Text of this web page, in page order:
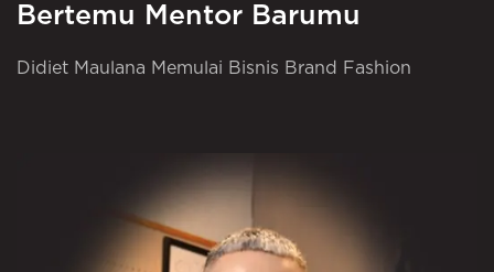
Bertemu Mentor Barumu
Didiet Maulana Memulai Bisnis Brand Fashion